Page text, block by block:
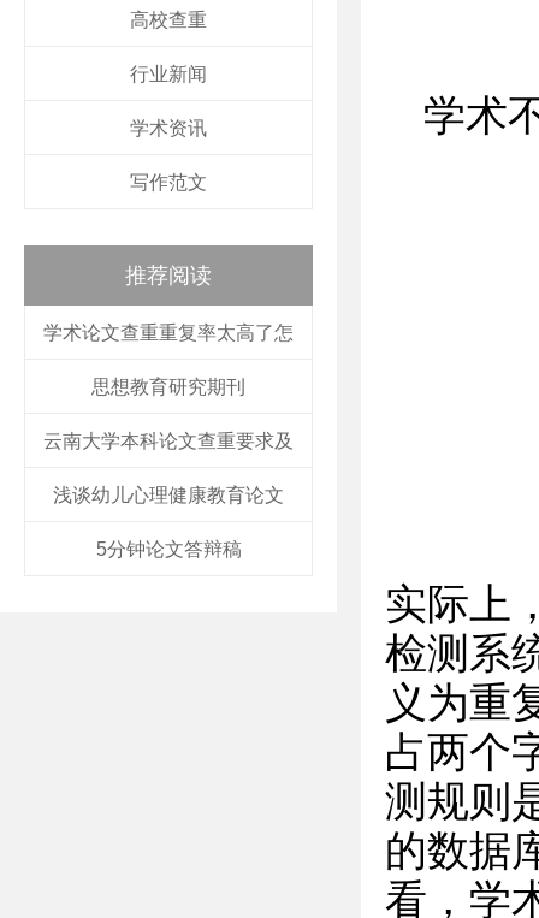
高校查重
行业新闻
学术资讯
写作范文
推荐阅读
学术论文查重重复率太高了怎
思想教育研究期刊
云南大学本科论文查重要求及
浅谈幼儿心理健康教育论文
5分钟论文答辩稿
学术
实际上
检测系
义为重
占两个
测规则
的数据
看，学